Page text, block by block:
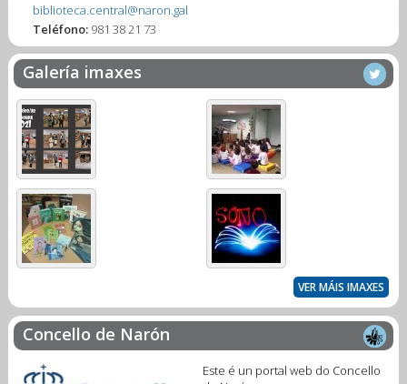
biblioteca.central@naron.gal
Teléfono:981 38 21 73
Galería imaxes
VER MÁIS IMAXES
Concello de Narón
Este é un portal web do Concello